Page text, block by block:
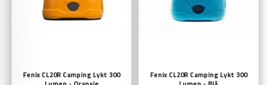
Fenix CL20R Camping Lykt 300
Fenix CL20R Camping Lykt 300